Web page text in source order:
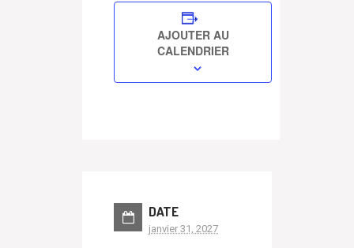
AJOUTER AU
CALENDRIER
DATE
janvier 31, 2027